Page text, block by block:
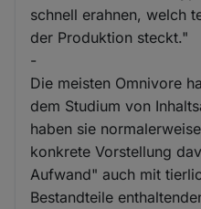
schnell erahnen, welch
der Produktion steckt."
-
Die meisten Omnivore
dem Studium von
haben sie
konkrete Vorstellung
Aufwand" auch mit
Bestandteile